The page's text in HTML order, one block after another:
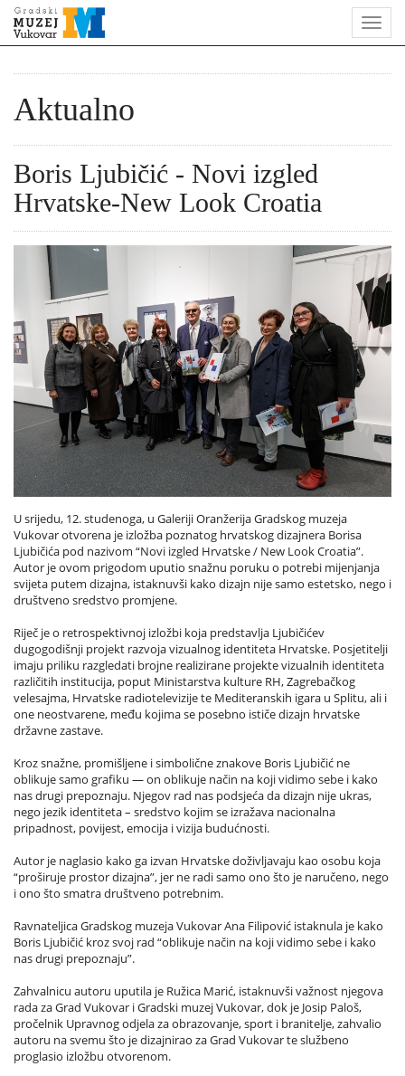
Aktualno
Boris Ljubičić - Novi izgled
Hrvatske-New Look Croatia
U srijedu, 12. studenoga, u Galeriji Oranžerija Gradskog muzeja
Vukovar otvorena je izložba poznatog hrvatskog dizajnera Borisa
Ljubičića pod nazivom “Novi izgled Hrvatske / New Look Croatia”.
Autor je ovom prigodom uputio snažnu poruku o potrebi mijenjanja
svijeta putem dizajna, istaknuvši kako dizajn nije samo estetsko, nego i
društveno sredstvo promjene.
Riječ je o retrospektivnoj izložbi koja predstavlja Ljubičićev
dugogodišnji projekt razvoja vizualnog identiteta Hrvatske. Posjetitelji
imaju priliku razgledati brojne realizirane projekte vizualnih identiteta
različitih institucija, poput Ministarstva kulture RH, Zagrebačkog
velesajma, Hrvatske radiotelevizije te Mediteranskih igara u Splitu, ali i
one neostvarene, među kojima se posebno ističe dizajn hrvatske
državne zastave.
Kroz snažne, promišljene i simbolične znakove Boris Ljubičić ne
oblikuje samo grafiku — on oblikuje način na koji vidimo sebe i kako
nas drugi prepoznaju. Njegov rad nas podsjeća da dizajn nije ukras,
nego jezik identiteta – sredstvo kojim se izražava nacionalna
pripadnost, povijest, emocija i vizija budućnosti.
Autor je naglasio kako ga izvan Hrvatske doživljavaju kao osobu koja
“proširuje prostor dizajna”, jer ne radi samo ono što je naručeno, nego
i ono što smatra društveno potrebnim.
Ravnateljica Gradskog muzeja Vukovar Ana Filipović istaknula je kako
Boris Ljubičić kroz svoj rad “oblikuje način na koji vidimo sebe i kako
nas drugi prepoznaju”.
Zahvalnicu autoru uputila je Ružica Marić, istaknuvši važnost njegova
rada za Grad Vukovar i Gradski muzej Vukovar, dok je Josip Paloš,
pročelnik Upravnog odjela za obrazovanje, sport i branitelje, zahvalio
autoru na svemu što je dizajnirao za Grad Vukovar te službeno
proglasio izložbu otvorenom.